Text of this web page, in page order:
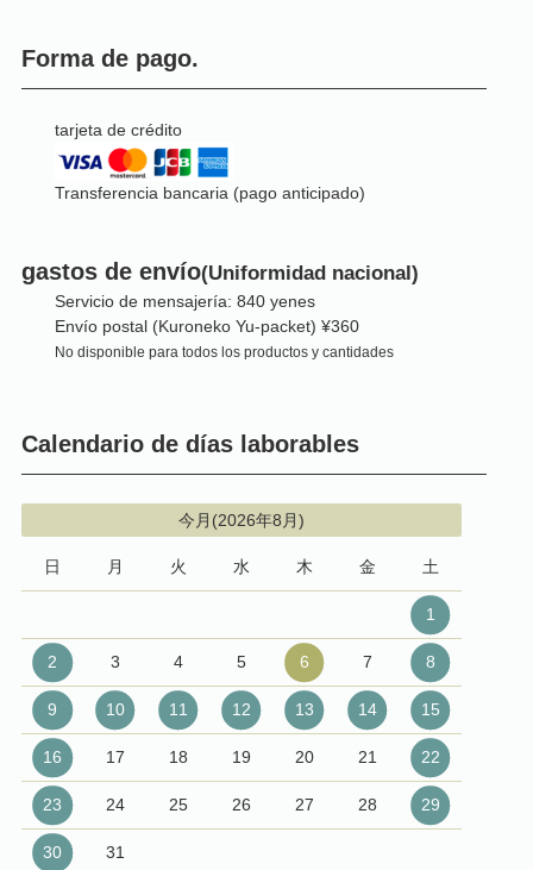
Forma de pago.
tarjeta de crédito
Transferencia bancaria (pago anticipado)
gastos de envío(Uniformidad nacional)
Servicio de mensajería: 840 yenes
Envío postal (Kuroneko Yu-packet) ¥360
No disponible para todos los productos y cantidades
Calendario de días laborables
今月(2026年8月)
日 月 火 水 木 金 土
1
2 3 4 5 6 7 8
9 10 11 12 13 14 15
16 17 18 19 20 21 22
23 24 25 26 27 28 29
30 31